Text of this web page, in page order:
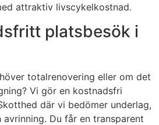
attraktiv livscykelkostnad.
platsbesök i
totalrenovering eller om det
Vi gör en kostnadsfri
där vi bedömer underlag,
Du får en transparent